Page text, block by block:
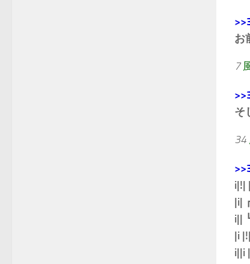
お
7
そ
34
|i